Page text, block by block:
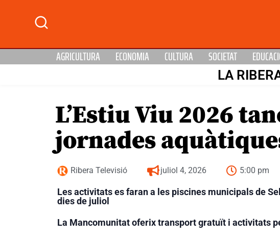
AGRICULTURA ECONOMIA CULTURA SOCIETAT
LA
L’Estiu Viu 2026
jornades
Ribera Televisió juliol 4, 2026 5:00 pm
Les activitats es faran a les piscines municipals de
dies de juliol
La Mancomunitat oferix transport gratuït i activitats